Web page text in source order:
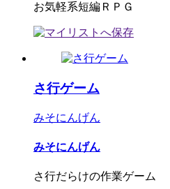
お気軽系短編ＲＰＧ
さ行ゲーム
みそにんげん
みそにんげん
さ行だらけの作業ゲーム